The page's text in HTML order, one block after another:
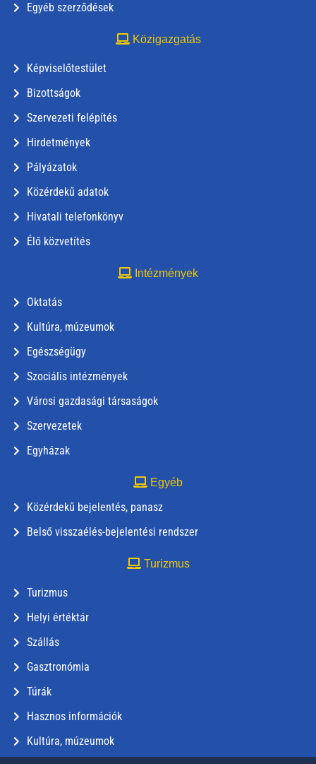
Egyéb szerződések
Közigazgatás
Képviselőtestület
Bizottságok
Szervezeti felépítés
Hirdetmények
Pályázatok
Közérdekű adatok
Hivatali telefonkönyv
Élő közvetítés
Intézmények
Oktatás
Kultúra, múzeumok
Egészségügy
Szociális intézmények
Városi gazdasági társaságok
Szervezetek
Egyházak
Egyéb
Közérdekű bejelentés, panasz
Belső visszaélés-bejelentési rendszer
Turizmus
Turizmus
Helyi értéktár
Szállás
Gasztronómia
Túrák
Hasznos információk
Kultúra, múzeumok